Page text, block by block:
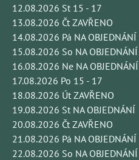
12.08.2026 St 15 - 17
13.08.2026 Čt ZAVŘENO
14.08.2026 Pá NA OBJEDNÁNÍ
15.08.2026 So NA OBJEDNÁNÍ
16.08.2026 Ne NA OBJEDNÁNÍ
17.08.2026 Po 15 - 17
18.08.2026 Út ZAVŘENO
19.08.2026 St NA OBJEDNÁNÍ
20.08.2026 Čt ZAVŘENO
21.08.2026 Pá NA OBJEDNÁNÍ
22.08.2026 So NA OBJEDNÁNÍ